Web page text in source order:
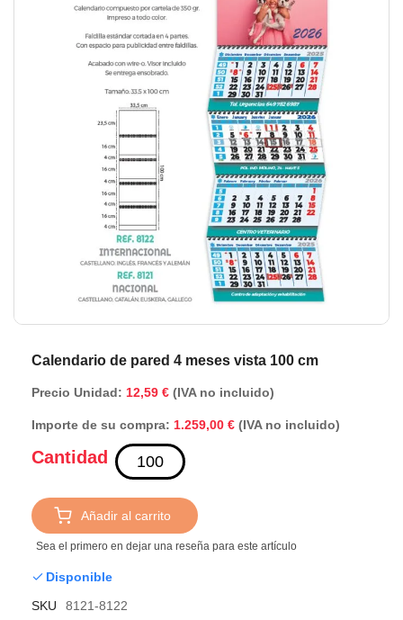
Calendario de pared 4 meses vista 100 cm
Precio Unidad: 12,59 € (IVA no incluido)
Importe de su compra: 1.259,00 € (IVA no incluido)
Cantidad
Añadir al carrito
Sea el primero en dejar una reseña para este artículo
Disponible
SKU
8121-8122